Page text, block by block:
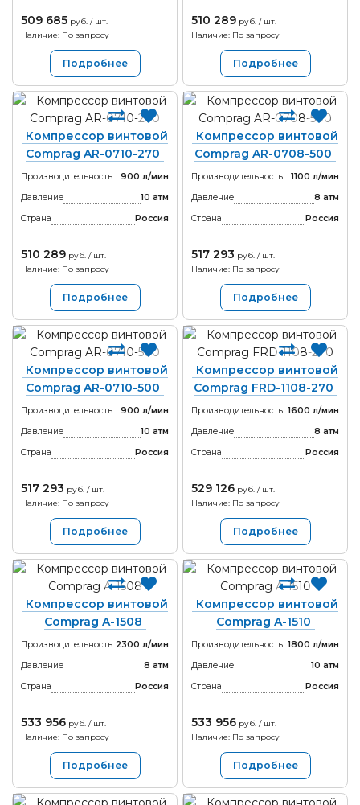
509 685 руб. / шт.
Наличие: По запросу
Подробнее
510 289 руб. / шт.
Наличие: По запросу
Подробнее
Компрессор винтовой
Comprag AR-0710-270
Производительность
900 л/мин
Давление
10 атм
Страна
Россия
510 289 руб. / шт.
Наличие: По запросу
Подробнее
Компрессор винтовой
Comprag AR-0708-500
Производительность
1100 л/мин
Давление
8 атм
Страна
Россия
517 293 руб. / шт.
Наличие: По запросу
Подробнее
Компрессор винтовой
Comprag AR-0710-500
Производительность
900 л/мин
Давление
10 атм
Страна
Россия
517 293 руб. / шт.
Наличие: По запросу
Подробнее
Компрессор винтовой
Comprag FRD-1108-270
Производительность 1600 л/мин
Давление
8 атм
Страна
Россия
529 126 руб. / шт.
Наличие: По запросу
Подробнее
Компрессор винтовой
Comprag A-1508
Производительность 2300 л/мин
Давление
8 атм
Страна
Россия
533 956 руб. / шт.
Наличие: По запросу
Подробнее
Компрессор винтовой
Comprag A-1510
Производительность 1800 л/мин
Давление
10 атм
Страна
Россия
533 956 руб. / шт.
Наличие: По запросу
Подробнее